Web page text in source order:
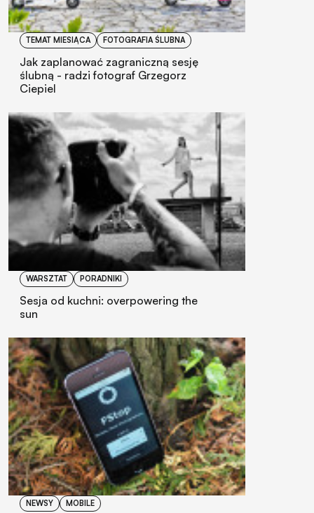
TEMAT MIESIĄCA FOTOGRAFIA ŚLUBNA
Jak zaplanować zagraniczną sesję
ślubną - radzi fotograf Grzegorz
Ciepiel
WARSZTAT PORADNIKI
Sesja od kuchni: overpowering the
sun
NEWSY MOBILE